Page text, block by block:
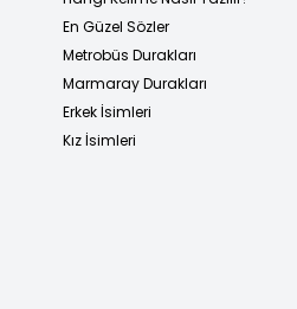
En Güzel Sözler
Metrobüs Durakları
Marmaray Durakları
Erkek İsimleri
Kız İsimleri